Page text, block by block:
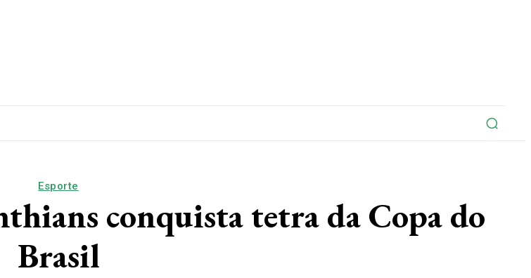
Esporte
conquista tetra da Copa do
Brasil